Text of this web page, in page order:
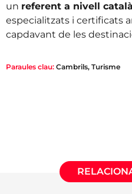
un referent a nivell català
especialitzats i certificats
capdavant de les
Paraules clau: Cambrils, Turisme